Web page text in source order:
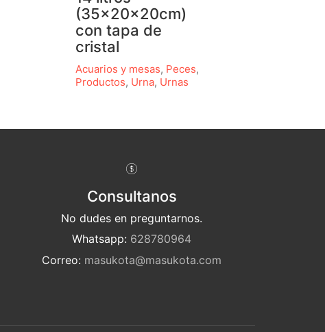
(35x20x20cm)
con tapa de
cristal
Acuarios y mesas, Peces,
Productos, Urna, Urnas
Consultanos
No dudes en preguntarnos.
Whatsapp: 628780964
Correo: masukota@masukota.com